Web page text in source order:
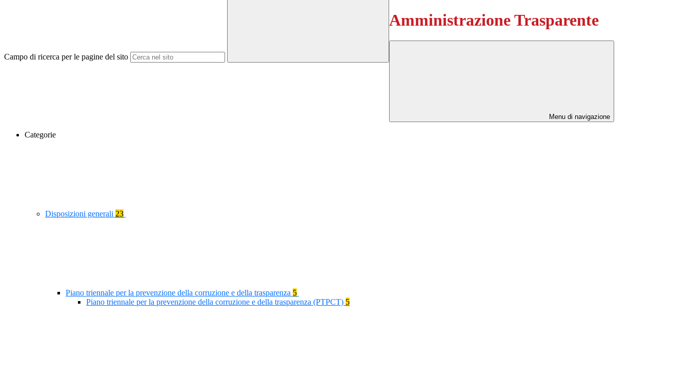
Campo di ricerca per le pagine del sito
Amministrazione Trasparente
Menu di navigazione
Categorie
Disposizioni generali 23
Piano triennale per la prevenzione della corruzione e della trasparenza 5
Piano triennale per la prevenzione della corruzione e della trasparenza (PTPCT) 5